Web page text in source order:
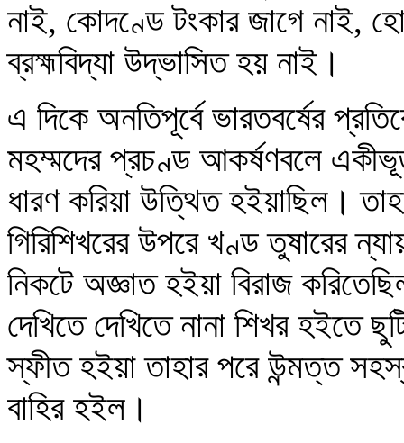
নাই, কোদণ্ডে টংকার জাগে নাই,
ব্রহ্মবিদ্যা উদ্‌ভাসিত হয় নাই।
এ দিকে অনতিপূর্বে ভারতবর্ষের
মহম্মদের প্রচণ্ড আকর্ষণবলে
ধারণ করিয়া উত্থিত হইয়াছিল।
গিরিশিখরের উপরে খণ্ড তুষারের
নিকটে অজ্ঞাত হইয়া বিরাজ
দেখিতে দেখিতে নানা শিখর হইতে
স্ফীত হইয়া তাহার পরে উন্মত্ত
বাহির হইল।